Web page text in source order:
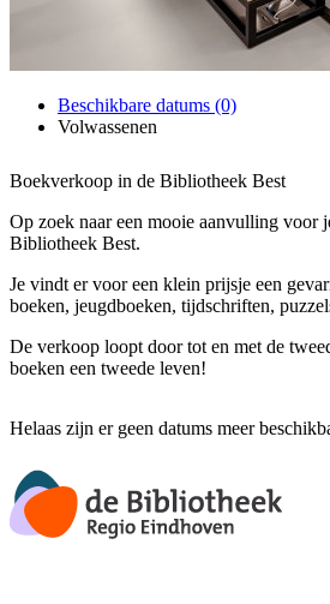
Beschikbare datums (0)
Volwassenen
Boekverkoop in de Bibliotheek Best
Op zoek naar een mooie aanvulling voor
Bibliotheek Best.
Je vindt er voor een klein prijsje een
boeken, jeugdboeken, tijdschriften,
De verkoop loopt door tot en met de
boeken een tweede leven!
Helaas zijn er geen datums meer